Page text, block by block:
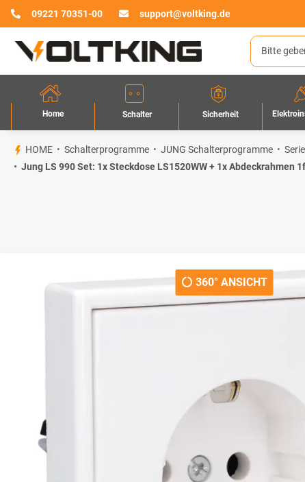
09221 70351-00 support@voltking.de
Home Schalter Sicherheit
HOME Schalterprogramme JUNG Schalterprogramme
Jung LS 990 Set: 1x Steckdose LS1520WW + 1x Abdeckrahmen
360° ANSICHT